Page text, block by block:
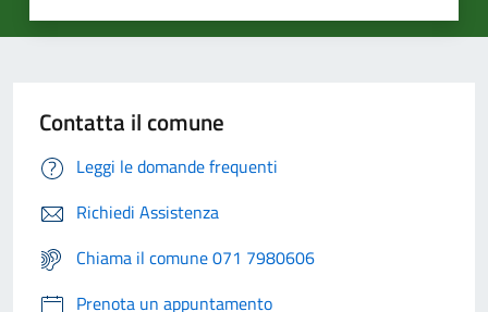
Contatta il comune
Leggi le domande frequenti
Richiedi Assistenza
Chiama il comune 071 7980606
Prenota un appuntamento